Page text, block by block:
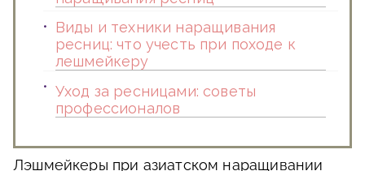
Виды и техники наращивания
ресниц: что учесть при походе к
лешмейкеру
Уход за ресницами: советы
профессионалов
Лэшмейкеры при азиатском наращивании